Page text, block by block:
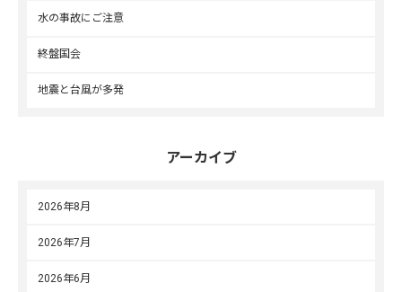
水の事故にご注意
終盤国会
地震と台風が多発
アーカイブ
2026年8月
2026年7月
2026年6月